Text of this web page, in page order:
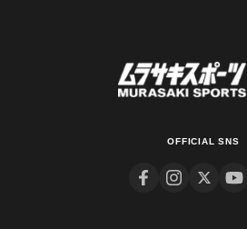
OFFICIAL SNS